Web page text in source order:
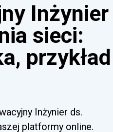
Inżynier
sieci:
przykład
Inżynier ds.
platformy online.